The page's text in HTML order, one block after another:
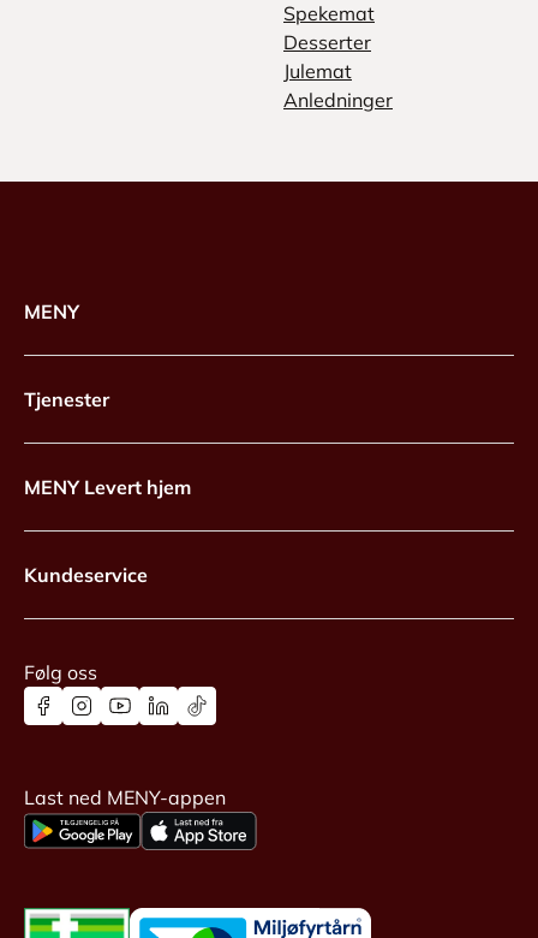
Spekemat
Desserter
Julemat
Anledninger
MENY
Tjenester
MENY Levert hjem
Kundeservice
Følg oss
Last ned MENY-appen